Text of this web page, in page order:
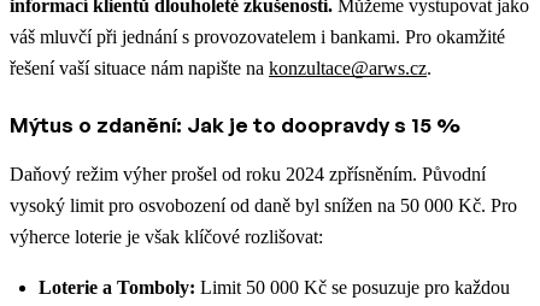
informací klientů dlouholeté zkušenosti. Můžeme vystupovat jako
váš mluvčí při jednání s provozovatelem i bankami. Pro okamžité
řešení vaší situace nám napište na konzultace@arws.cz.
Mýtus o zdanění: Jak je to doopravdy s 15 %
Daňový režim výher prošel od roku 2024 zpřísněním. Původní
vysoký limit pro osvobození od daně byl snížen na 50 000 Kč. Pro
výherce loterie je však klíčové rozlišovat:
Loterie a Tomboly: Limit 50 000 Kč se posuzuje pro každou